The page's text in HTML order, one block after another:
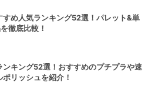
すめ人気ランキング52選！パレット&単
徹底比較！
ンキング52選！おすすめのプチプラや速
リッシュを紹介！